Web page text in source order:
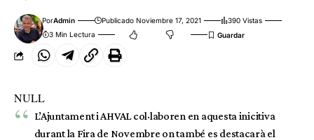
PorAdmin Publicado Noviembre 17, 2021
390 Vistas
3 Min Lectura
NULL
L’Ajuntament i AHVAL col·laboren en aquesta inicitiva
durant la Fira de Novembre on també es destacarà el